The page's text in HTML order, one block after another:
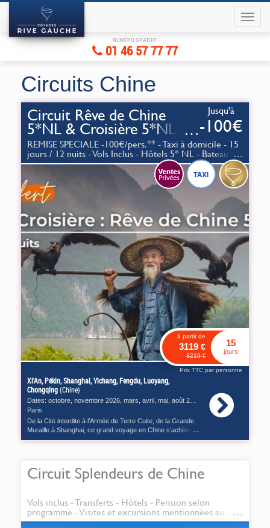
Circuits Chine
Jusqu'à
-100€
Circuit Rêve de Chine
5*NL & Croisière 5*NL au
fil du Yang-Tsé
REMISE SPECIALE -100€/pers.** - Taxi à domicile - 15
jours / 12 nuits - Vols Inclus - Hôtels 5* NL - Bateau
d'Exception 5 Ancres - Pension complète - Visites
à partir de
3119€
3219€
15
jours
Prix TTC par personne
Xi'An, Pékin, Shanghai, Yichang, Fengdu, Luoyang,
Chongqing(Chine)
Dates: octobre novembre 2026, mars avril mai août 2027
Paris
De la Cité interdite à l’Armée de Terre Cuite, de la Grande
Muraille à Shanghai, ce grand voyage en Chine s’achève
en beauté avec une croisière de 4 nuits sur le Yang-Tsé.
Circuit Splendeurs de Chine
Vols inclus - Transferts - Hôtels - Pension selon
programme - Visites et excursions mentionnées au
programme
NUMÉRO GRATUIT
01 46 57 77 77